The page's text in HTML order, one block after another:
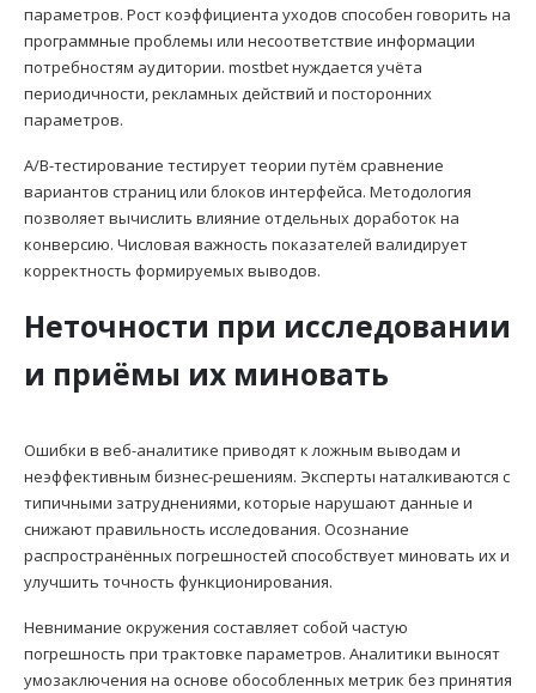
параметров. Рост коэффициента уходов способен говорить на
программные проблемы или несоответствие информации
потребностям аудитории. mostbet нуждается учёта
периодичности, рекламных действий и посторонних
параметров.
A/B-тестирование тестирует теории путём сравнение
вариантов страниц или блоков интерфейса. Методология
позволяет вычислить влияние отдельных доработок на
конверсию. Числовая важность показателей валидирует
корректность формируемых выводов.
Неточности при исследовании
и приёмы их миновать
Ошибки в веб-аналитике приводят к ложным выводам и
неэффективным бизнес-решениям. Эксперты наталкиваются с
типичными затруднениями, которые нарушают данные и
снижают правильность исследования. Осознание
распространённых погрешностей способствует миновать их и
улучшить точность функционирования.
Невнимание окружения составляет собой частую
погрешность при трактовке параметров. Аналитики выносят
умозаключения на основе обособленных метрик без принятия